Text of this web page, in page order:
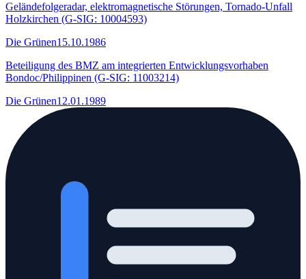
Geländefolgeradar, elektromagnetische Störungen, Tornado-Unfall
Holzkirchen (G-SIG: 10004593)
Die Grünen15.10.1986
Beteiligung des BMZ am integrierten Entwicklungsvorhaben
Bondoc/Philippinen (G-SIG: 11003214)
Die Grünen12.01.1989